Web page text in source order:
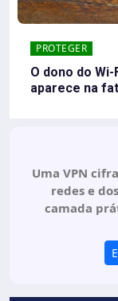
PROTEGER
O dono do
aparece na
Uma VPN
redes e
camada